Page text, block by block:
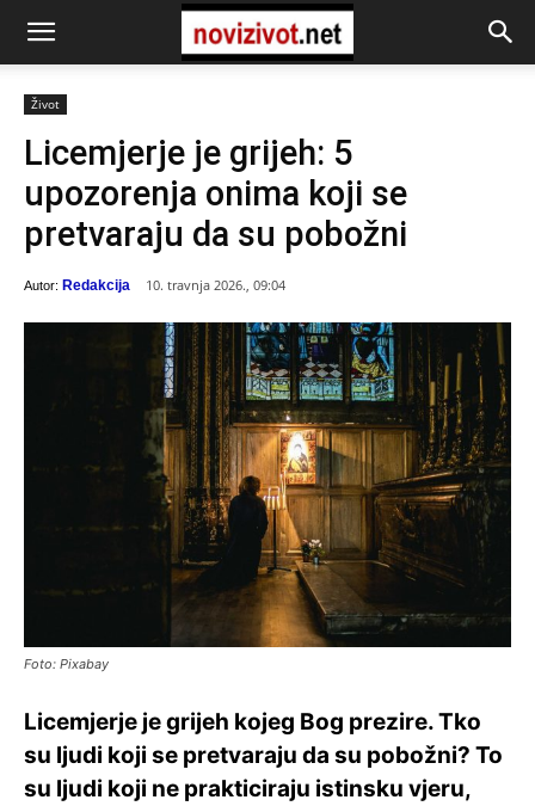
Život
Licemjerje je grijeh: 5
upozorenja onima koji se
pretvaraju da su pobožni
Autor: Redakcija 10. travnja 2026., 09:04
Foto: Pixabay
Licemjerje je grijeh kojeg Bog prezire.Tko
su ljudi koji se pretvaraju da su pobožni? To
su ljudi koji ne prakticiraju istinsku vjeru,